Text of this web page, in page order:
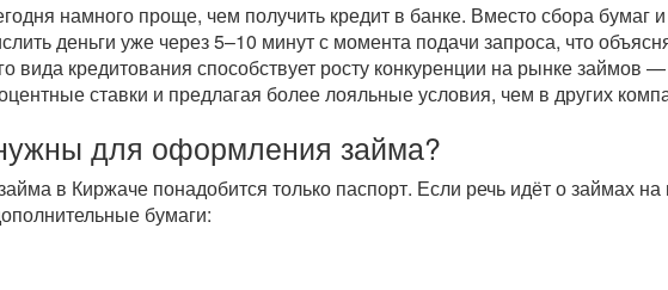
намного проще, чем получить кредит в банке. Вместо сбора бумаг
деньги уже через 5–10 минут с момента подачи запроса, что
вида кредитования способствует росту конкуренции на рынке займов
ставки и предлагая более лояльные условия, чем в других
для оформления займа?
в Киржаче понадобится только паспорт. Если речь идёт о займах
бумаги: